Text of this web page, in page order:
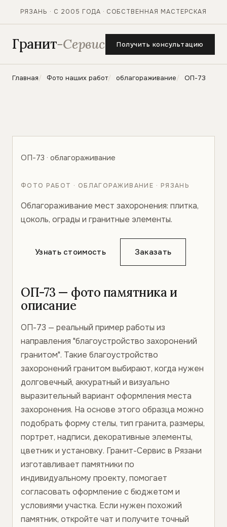
РЯЗАНЬ · С 2005 ГОДА · СОБСТВЕННАЯ МАСТЕРСКАЯ
Гранит-Сервис Получить консультацию
Главная Фото наших работ облагораживание ОП-73
ОП-73 · облагораживание
ФОТО РАБОТ · ОБЛАГОРАЖИВАНИЕ · РЯЗАНЬ
Облагораживание мест захоронения: плитка,
цоколь, ограды и гранитные элементы.
Узнать стоимость Заказать
ОП-73 — фото памятника и
описание
ОП-73 — реальный пример работы из
направления "благоустройство захоронений
гранитом". Такие благоустройство
захоронений гранитом выбирают, когда нужен
долговечный, аккуратный и визуально
выразительный вариант оформления места
захоронения. На основе этого образца можно
подобрать форму стелы, тип гранита, размеры,
портрет, надписи, декоративные элементы,
цветник и установку. Гранит-Сервис в Рязани
изготавливает памятники по
индивидуальному проекту, помогает
согласовать оформление с бюджетом и
условиями участка. Если нужен похожий
памятник, откройте чат и получите точный